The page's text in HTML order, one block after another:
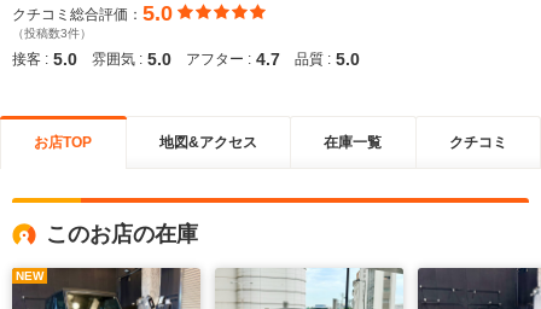
クチコミ総合評価： 5.0
（投稿数3件）
接客 : 5.0 雰囲気 : 5.0 アフター : 4.7 品質 : 5.0
お店TOP 地図&アクセス 在庫一覧 クチコミ
このお店の在庫
NEW